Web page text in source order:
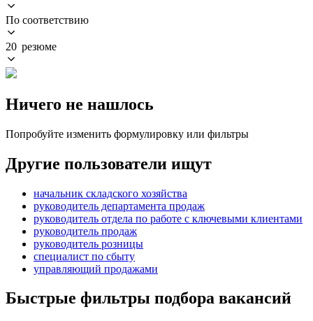
По соответствию
20 резюме
Ничего не нашлось
Попробуйте изменить формулировку или фильтры
Другие пользователи ищут
начальник складского хозяйства
руководитель департамента продаж
руководитель отдела по работе с ключевыми клиентами
руководитель продаж
руководитель розницы
специалист по сбыту
управляющий продажами
Быстрые фильтры подбора вакансий